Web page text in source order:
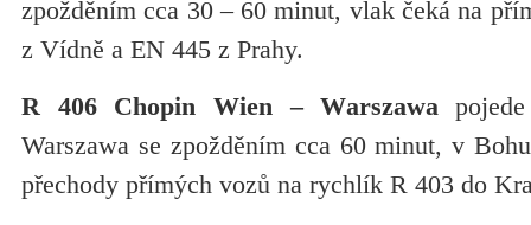
zpožděním cca 30 – 60 minut, vlak čeká na
z Vídně a EN 445 z Prahy.
R 406 Chopin Wien – Warszawa
Warszawa se zpožděním cca 60 minut, v
přechody přímých vozů na rychlík R 403 do